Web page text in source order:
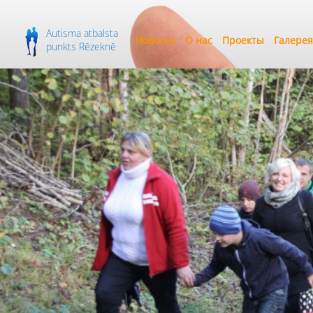
Autisma atbalsta
punkts Rēzeknē
Новости О нас Проекты Галерея